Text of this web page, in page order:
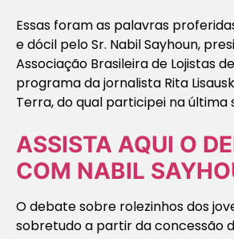
Essas foram as palavras
e dócil pelo Sr. Nabil Sayhoun,
Associação Brasileira de Lojistas
programa da jornalista Rita
Terra, do qual participei na última
ASSISTA AQUI O
COM NABIL
O debate sobre rolezinhos dos
sobretudo a partir da concessão